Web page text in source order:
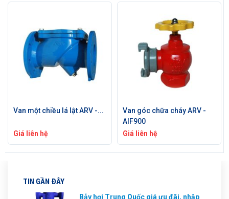
TIN GẦN ĐÂY
Bẫy hơi Trung Quốc giá ưu đãi, nhập
Van một chiều lá lật ARV -...
Giá liên hệ
Van góc chữa cháy ARV -
AIF900
Giá liên hệ